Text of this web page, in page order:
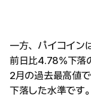
一方、パイコイン
前日比4.78%下落
2月の過去最高値
下落した水準です。